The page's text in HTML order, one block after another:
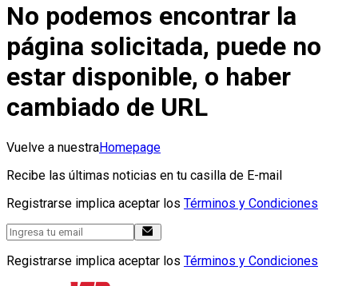
No podemos encontrar la
página solicitada, puede no
estar disponible, o haber
cambiado de URL
Vuelve a nuestraHomepage
Recibe las últimas noticias en tu casilla de E-mail
Registrarse implica aceptar los Términos y Condiciones
Registrarse implica aceptar los Términos y Condiciones